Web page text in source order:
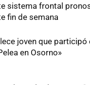
sistema frontal
fin de semana
joven que participó
en Osorno»